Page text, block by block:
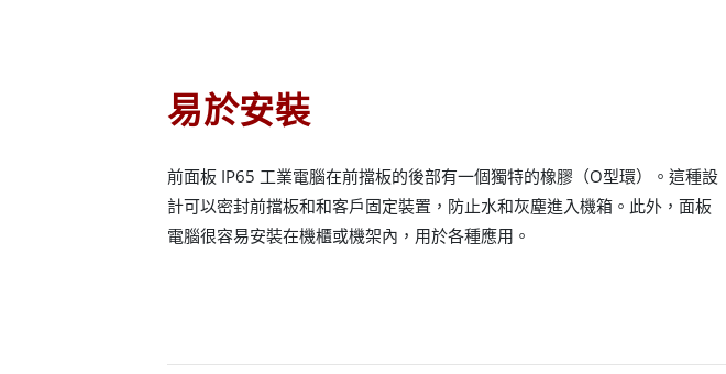
易於安裝
前面板 IP65 工業電腦在前擋板的後部有一個獨特的橡膠（O型環）。這種設
計可以密封前擋板和和客戶固定裝置，防止水和灰塵進入機箱。此外，面板
電腦很容易安裝在機櫃或機架內，用於各種應用。